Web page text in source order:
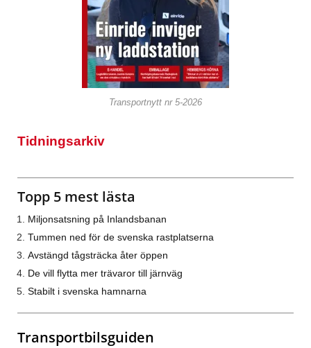
Transportnytt nr 5-2026
Tidningsarkiv
Topp 5 mest lästa
Miljonsatsning på Inlandsbanan
Tummen ned för de svenska rastplatserna
Avstängd tågsträcka åter öppen
De vill flytta mer trävaror till järnväg
Stabilt i svenska hamnarna
Transportbilsguiden